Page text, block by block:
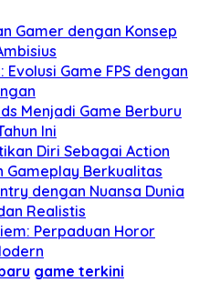
Gamer dengan Konsep
Game FPS dengan
Menjadi Game Berburu
Ini
Diri Sebagai Action
Gameplay Berkualitas
dengan Nuansa Dunia
Realistis
Perpaduan Horor
game terkini